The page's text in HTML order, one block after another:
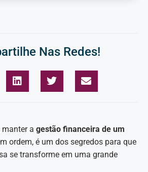
Nas Redes!
a gestão financeira de um
ordem, é um dos segredos para que
se transforme em uma grande